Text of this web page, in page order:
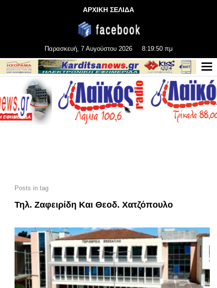
ΑΡΧΙΚΗ ΣΕΛΙΔΑ
Παρασκευή, 7 Αυγούστου 2026 8:19:50 πμ
Posts in tag
Τηλ. Ζαφειρίδη Και Θεοδ. Χατζόπουλο